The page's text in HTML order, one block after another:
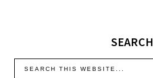
SEARCH